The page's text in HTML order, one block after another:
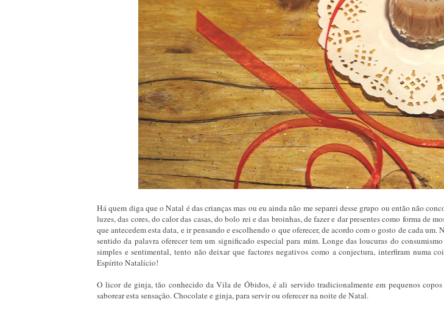
Há quem diga que o Natal é das crianças mas ou eu ainda não me separei desse grupo ou então não
luzes, das cores, do calor das casas, do bolo rei e das broinhas, de fazer e dar presentes como forma de
que antecedem esta data, e ir pensando e escolhendo o que oferecer, de acordo com o gosto de cada
sentido da palavra oferecer tem um significado especial para mim. Longe das loucuras do
simples e sentimental, tento não deixar que factores negativos como a conjectura, interfiram numa
Espírito Natalício!
O licor de ginja, tão conhecido da Vila de Óbidos, é ali servido tradicionalmente em pequenos
saborear esta sensação. Chocolate e ginja, para servir ou oferecer na noite de Natal.